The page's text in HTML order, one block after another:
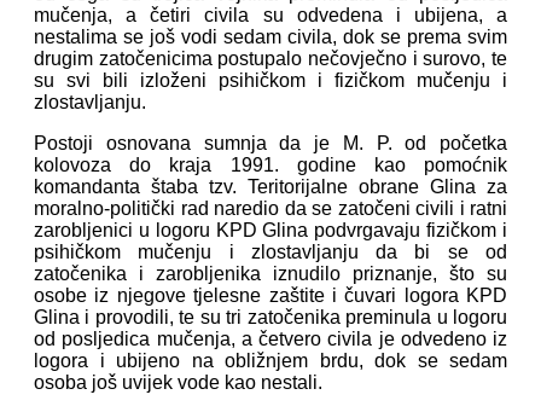
mučenja, a četiri civila su odvedena i ubijena, a
nestalima se još vodi sedam civila, dok se prema svim
drugim zatočenicima postupalo nečovječno i surovo, te
su svi bili izloženi psihičkom i fizičkom mučenju i
zlostavljanju.
Postoji osnovana sumnja da je M. P. od početka
kolovoza do kraja 1991. godine kao pomoćnik
komandanta štaba tzv. Teritorijalne obrane Glina za
moralno-politički rad naredio da se zatočeni civili i ratni
zarobljenici u logoru KPD Glina podvrgavaju fizičkom i
psihičkom mučenju i zlostavljanju da bi se od
zatočenika i zarobljenika iznudilo priznanje, što su
osobe iz njegove tjelesne zaštite i čuvari logora KPD
Glina i provodili, te su tri zatočenika preminula u logoru
od posljedica mučenja, a četvero civila je odvedeno iz
logora i ubijeno na obližnjem brdu, dok se sedam
osoba još uvijek vode kao nestali.